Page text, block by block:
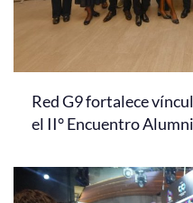
Red G9 fortalece
el II° Encuentro Alumni